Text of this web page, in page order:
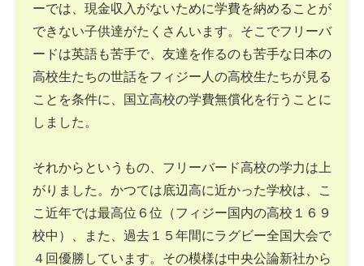
ーでは、現金収入がないために学費を納めることが
できない子供達がたくさんいます。そこでフリーバ
ードは英語も苦手で、友達を作るのも苦手な日本の
高校生たちの世話をフィジー人の高校生たちが見る
ことを条件に、国立高校の学費無償化を行うことに
しました。
それからというもの、フリーバード高校の学力は上
がりました。かつては底辺高に近かった学校は、こ
こ近年では最高位６位（フィジー国内の高校１６９
校中）、また、過去１５年間にラグビー全国大会で
４回優勝しています。その模様は中央公論新社から